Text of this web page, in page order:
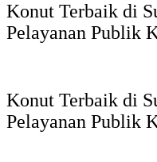
Konut Terbaik di
Pelayanan Publik
Konut Terbaik di
Pelayanan Publik